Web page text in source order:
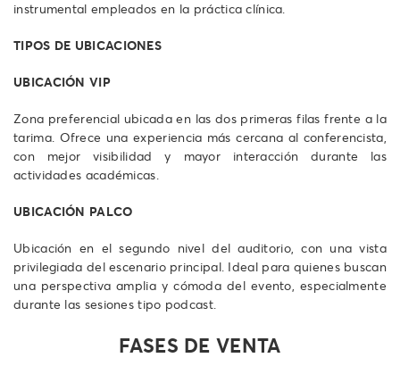
instrumental empleados en la práctica clínica.
TIPOS DE UBICACIONES
UBICACIÓN VIP
Zona preferencial ubicada en las dos primeras filas frente a la
tarima. Ofrece una experiencia más cercana al conferencista,
con mejor visibilidad y mayor interacción durante las
actividades académicas.
UBICACIÓN PALCO
Ubicación en el segundo nivel del auditorio, con una vista
privilegiada del escenario principal. Ideal para quienes buscan
una perspectiva amplia y cómoda del evento, especialmente
durante las sesiones tipo podcast.
FASES DE VENTA